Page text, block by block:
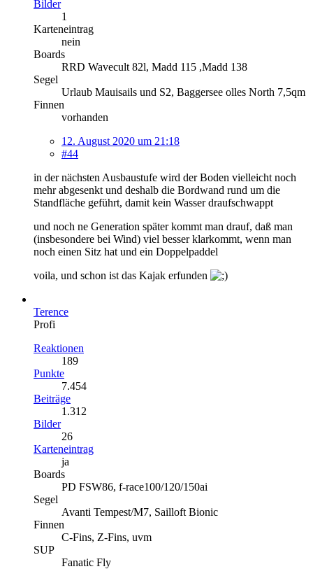
Bilder
1
Karteneintrag
nein
Boards
RRD Wavecult 82l, Madd 115 ,Madd 138
Segel
Urlaub Mauisails und S2, Baggersee olles North 7,5qm
Finnen
vorhanden
12. August 2020 um 21:18
#44
in der nächsten Ausbaustufe wird der Boden vielleicht noch
mehr abgesenkt und deshalb die Bordwand rund um die
Standfläche geführt, damit kein Wasser draufschwappt
und noch ne Generation später kommt man drauf, daß man
(insbesondere bei Wind) viel besser klarkommt, wenn man
noch einen Sitz hat und ein Doppelpaddel
voila, und schon ist das Kajak erfunden
Terence
Profi
Reaktionen
189
Punkte
7.454
Beiträge
1.312
Bilder
26
Karteneintrag
ja
Boards
PD FSW86, f-race100/120/150ai
Segel
Avanti Tempest/M7, Sailloft Bionic
Finnen
C-Fins, Z-Fins, uvm
SUP
Fanatic Fly